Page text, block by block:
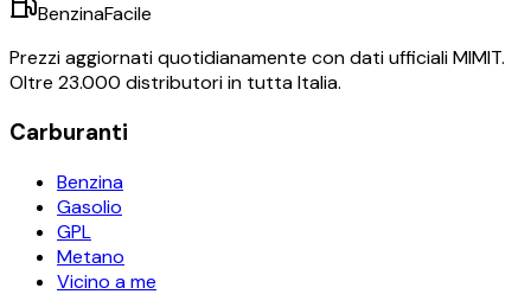
BenzinaFacile
Prezzi aggiornati quotidianamente con dati ufficiali MIMIT.
Oltre 23.000 distributori in tutta Italia.
Carburanti
Benzina
Gasolio
GPL
Metano
Vicino a me